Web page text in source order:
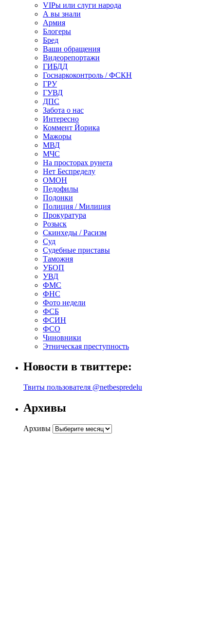
VIPы или слуги народа
А вы знали
Армия
Блогеры
Бред
Ваши обращения
Видеорепортажи
ГИБДД
Госнаркоконтроль / ФСКН
ГРУ
ГУВД
ДПС
Забота о нас
Интересно
Коммент Йорика
Мажоры
МВД
МЧС
На просторах рунета
Нет Беспределу
ОМОН
Педофилы
Подонки
Полиция / Милиция
Прокуратура
Розыск
Скинхеды / Расизм
Суд
Судебные приставы
Таможня
УБОП
УВД
ФМС
ФНС
Фото недели
ФСБ
ФСИН
ФСО
Чиновники
Этническая преступность
Новости в твиттере:
Твиты пользователя @netbespredelu
Архивы
Архивы